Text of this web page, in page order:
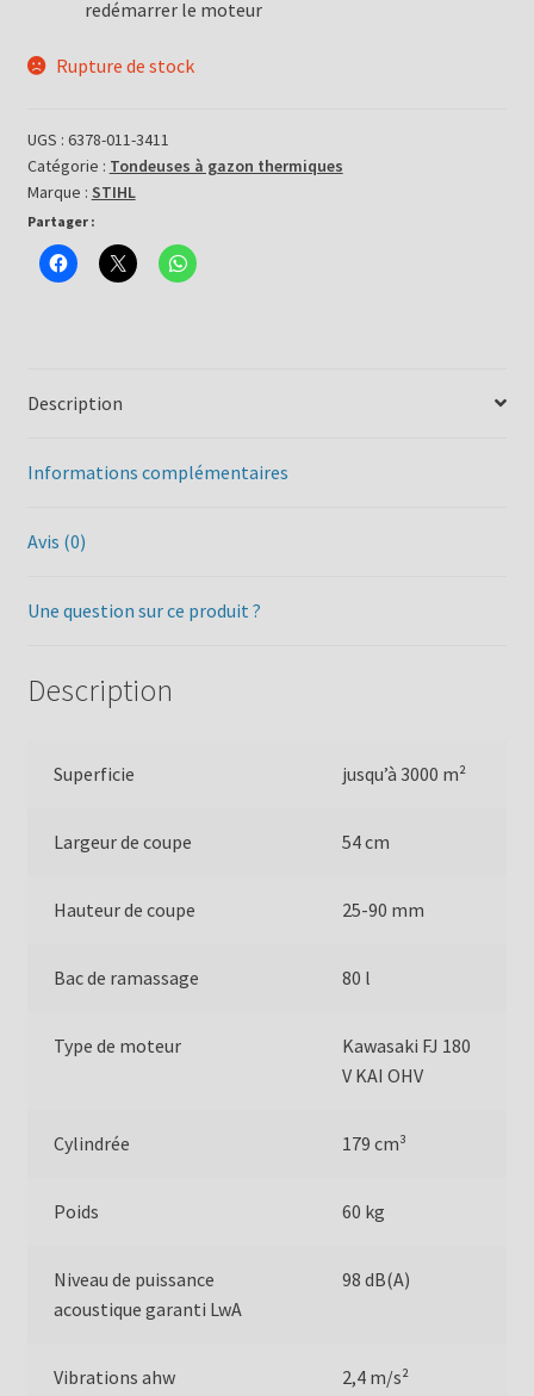
redémarrer le moteur
Rupture de stock
UGS : 6378-011-3411
Catégorie : Tondeuses à gazon thermiques
Marque : STIHL
Partager :
Description
Informations complémentaires
Avis (0)
Une question sur ce produit ?
Description
Superficie jusqu’à 3000 m²
Largeur de coupe 54 cm
Hauteur de coupe 25-90 mm
Bac de ramassage 80 l
Type de moteur
Kawasaki FJ 180
V KAI OHV
Cylindrée 179 cm³
Poids 60 kg
Niveau de puissance
acoustique garanti LwA
98 dB(A)
Vibrations ahw 2,4 m/s²